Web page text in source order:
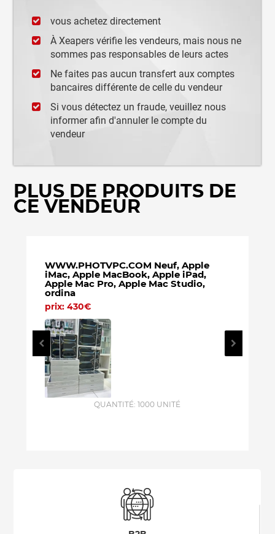
vous achetez directement
À Xeapers vérifie les vendeurs, mais nous ne
sommes pas responsables de leurs actes
Ne faites pas aucun transfert aux comptes
bancaires différente de celle du vendeur
Si vous détectez un fraude, veuillez nous
informer afin d'annuler le compte du
vendeur
PLUS DE PRODUITS DE
CE VENDEUR
WWW.PHOTVPC.COM Neuf, Apple
iMac, Apple MacBook, Apple iPad,
Apple Mac Pro, Apple Mac Studio,
ordina
prix: 430€
QUANTITÉ: 1000 UNITÉ